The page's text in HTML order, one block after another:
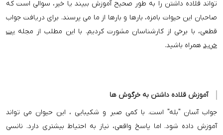
تواند قلاده داشتن را به طور صحیح آموزش ببیند یا خیر، سوالی است که
صاحبان این حیوات بامزه، بارها و بارها از ما می پرسند. برای دریافت جواب
قطعی، با برخی از کارشناسان مشورت کردیم. با این مطلب از مجله پت
خریدهمراه باشید.
آموزش قلاده داشتن به خرگوش ها
جواب آسان "بله" است. با کمی صبر و شکیبایی ، این حیوان می تواند
آموزش داده شود. اما پاسخ واقعی، نیاز به احتیاط بیشتری دارد. نانسی